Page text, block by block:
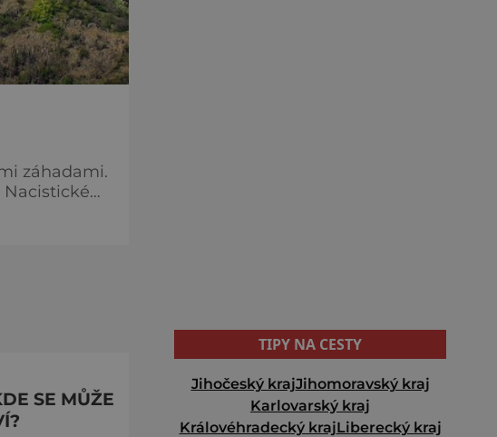
záhadami.
Nacistické
SE MŮŽE
TIPY NA CESTY
Jihočeský krajJihomoravský kraj
Karlovarský kraj
Královéhradecký krajLiberecký kraj